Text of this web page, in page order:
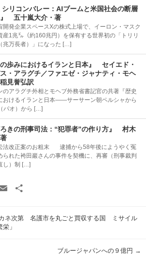
シリコンバレー：AIブームと米国社会の断層
』 五十嵐大介・著
発企業スペースXの株式上場で、イーロン・マスク
産1兆㌦（約160兆円）を保有する世界初の「トリリ
兆万長者）」になった […]
の歩みにおけるイランと日本』 セイエド・
・アラグチ／ファエゼ・ジャナティ・モヘ
見誉弘訳
アラグチ外相とモヘブ外務省書記官の共著『歴史
おけるイランと日本――サーサーン朝ペルシャから
パオ）から […]
ろきの刑事司法：“犯罪者”の作り方』 村木
法改正案のお粗末 逮捕から58年後にようやく冤
られた袴田巖さんの事件を契機に、再審（刑事裁判
し）制 […]
Email
ネ次第 名護市を丸ごと買収する国 ミサイル
」
ブルージャパンへの９億円 →